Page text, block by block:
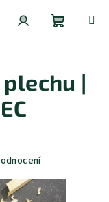
košík|